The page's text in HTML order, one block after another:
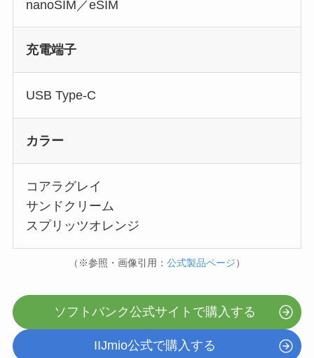
nanoSIM／eSIM
充電端子
USB Type-C
カラー
コアラグレイ
サンドクリーム
スプリッツオレンジ
（※参照・画像引用： 公式製品ページ）
ソフトバンク公式サイトで購入する
IIJmio公式で購入する